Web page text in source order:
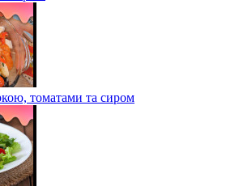
томатами та сиром